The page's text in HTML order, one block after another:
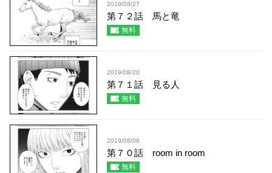
2019/08/27
第７２話 馬と竜
無料
2019/08/20
第７１話 見る人
無料
2019/08/06
第７０話 room in room
無料